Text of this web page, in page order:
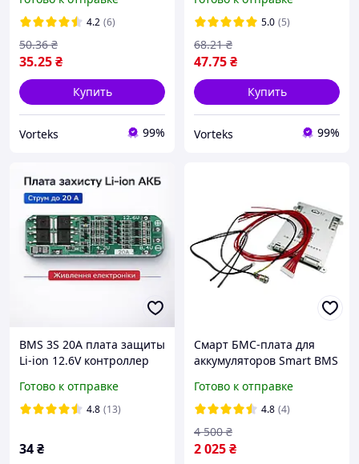
аккумулятора контроллер
заряда разряда модуль
для 18650
4.2 (6)
35.25₴
50.36 ₴
Купить
Vorteks 99%
контроллер заряда
разряда модуль для 18650
5.0 (5)
47.75₴
68.21 ₴
Купить
Vorteks 99%
BMS 3S 20A плата защиты
Li-ion 12.6V контроллер
балансировка для
аккумуляторов 18650
Готово к отправке
4.8 (13)
34₴
Смарт БМС-плата для
аккумуляторов Smart BMS
24В Blutooth активная
балансировка 1 А
Готово к отправке
4.8 (4)
2 025₴
4 500 ₴